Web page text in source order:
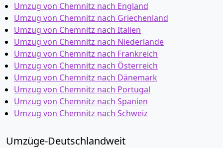
Umzug von Chemnitz nach England
Umzug von Chemnitz nach Griechenland
Umzug von Chemnitz nach Italien
Umzug von Chemnitz nach Niederlande
Umzug von Chemnitz nach Frankreich
Umzug von Chemnitz nach Österreich
Umzug von Chemnitz nach Dänemark
Umzug von Chemnitz nach Portugal
Umzug von Chemnitz nach Spanien
Umzug von Chemnitz nach Schweiz
Umzüge-Deutschlandweit